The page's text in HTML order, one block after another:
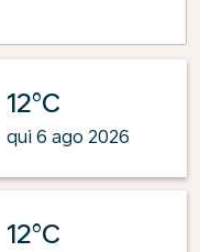
12°C
qui 6 ago 2026
12°C